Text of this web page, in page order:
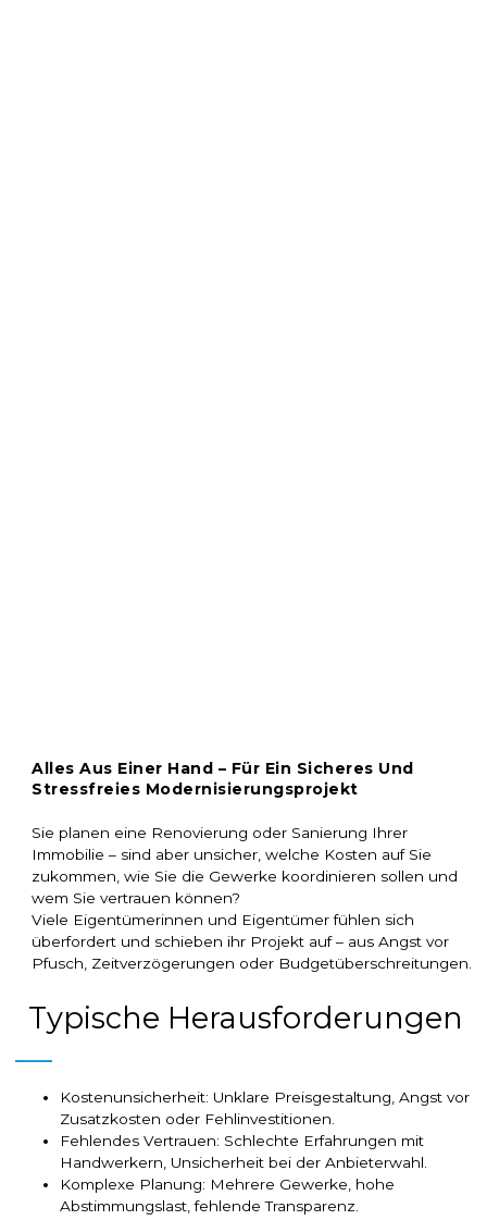
Alles Aus Einer Hand – Für Ein Sicheres Und
Stressfreies Modernisierungsprojekt
Sie planen eine Renovierung oder Sanierung Ihrer
Immobilie – sind aber unsicher, welche Kosten auf Sie
zukommen, wie Sie die Gewerke koordinieren sollen und
wem Sie vertrauen können?
Viele Eigentümerinnen und Eigentümer fühlen sich
überfordert und schieben ihr Projekt auf – aus Angst vor
Pfusch, Zeitverzögerungen oder Budgetüberschreitungen.
Typische Herausforderungen
Kostenunsicherheit: Unklare Preisgestaltung, Angst vor
Zusatzkosten oder Fehlinvestitionen.
Fehlendes Vertrauen: Schlechte Erfahrungen mit
Handwerkern, Unsicherheit bei der Anbieterwahl.
Komplexe Planung: Mehrere Gewerke, hohe
Abstimmungslast, fehlende Transparenz.